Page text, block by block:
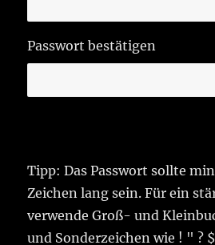
Passwort bestätigen
Tipp: Das Passwort sollte
Zeichen lang sein. Für ein
verwende Groß- und
und Sonderzeichen wie ! " ?